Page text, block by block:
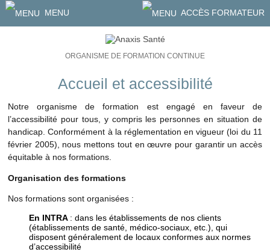
MENU ACCÈS FORMATEUR
ORGANISME DE FORMATION CONTINUE
Accueil et accessibilité
Notre organisme de formation est engagé en faveur de
l’accessibilité pour tous, y compris les personnes en situation de
handicap. Conformément à la réglementation en vigueur (loi du 11
février 2005), nous mettons tout en œuvre pour garantir un accès
équitable à nos formations.
Organisation des formations
Nos formations sont organisées :
En INTRA : dans les établissements de nos clients
(établissements de santé, médico-sociaux, etc.), qui
disposent généralement de locaux conformes aux normes
d’accessibilité